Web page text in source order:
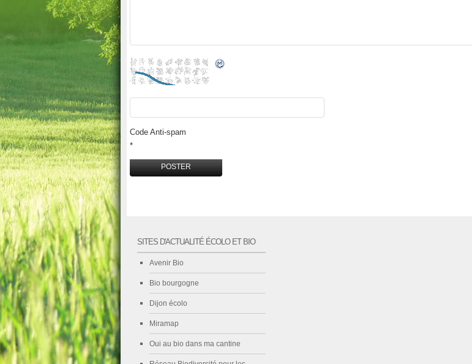
Code Anti-spam
*
SITES D'ACTUALITÉ ÉCOLO ET BIO
Avenir Bio
Bio bourgogne
Dijon écolo
Miramap
Oui au bio dans ma cantine